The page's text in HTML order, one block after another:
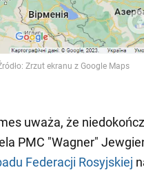
uważa, że
PMC "Wagner"
Federacji Rosyjskiej